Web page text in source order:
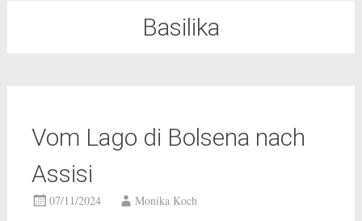
Basilika
Vom Lago di Bolsena nach
Assisi
07/11/2024 Monika Koch